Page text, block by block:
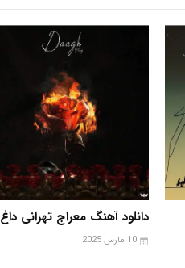
دانلود آهنگ معراج تهرانی داغ
10 مارس 2025